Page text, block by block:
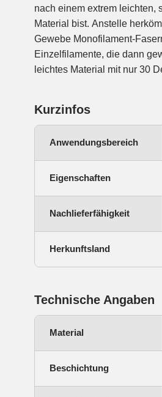
nach einem extrem leichten,
Material bist. Anstelle
Gewebe Monofilament-
Einzelfilamente, die dann
leichtes Material mit nur 30
Stabilität, sondern auch für
sind ultraleichte
Imprägnierung eignet er sich
Konstruktion leichter und
Kurzinfos
Anwendungsbereich
Eigenschaften
Nachlieferfähigkeit
Herkunftsland
Technische Angaben
Material
Beschichtung